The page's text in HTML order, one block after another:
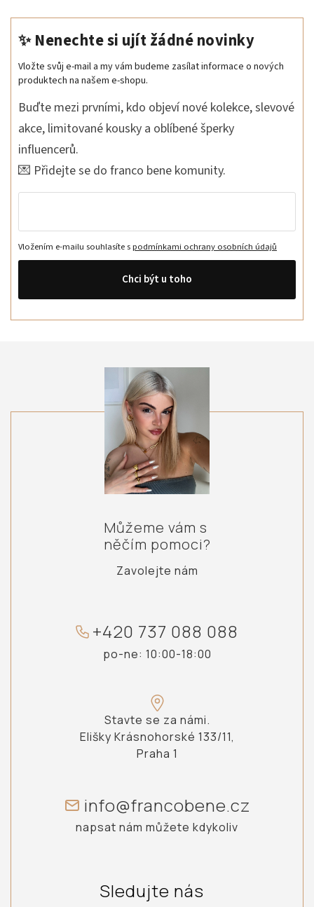
✨ Nenechte si ujít žádné novinky
Vložte svůj e-mail a my vám budeme zasílat informace o nových
produktech na našem e-shopu.
Buďte mezi prvními, kdo objeví nové kolekce, slevové
akce, limitované kousky a oblíbené šperky
influencerů.
💌 Přidejte se do franco bene komunity.
Vložením e-mailu souhlasíte spodmínkami ochrany osobních údajů
Chci být u toho
Můžeme vám s
něčím pomoci?
Zavolejte nám
+420 737 088 088
po-ne: 10:00-18:00
Stavte se za námi.
Elišky Krásnohorské 133/11,
Praha 1
info@francobene.cz
napsat nám můžete kdykoliv
Sledujte nás